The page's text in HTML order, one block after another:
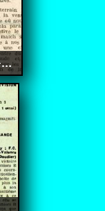
FCSC-LA VOULTE (3-21)